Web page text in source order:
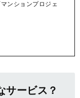
ンションプロジェ
サービス？